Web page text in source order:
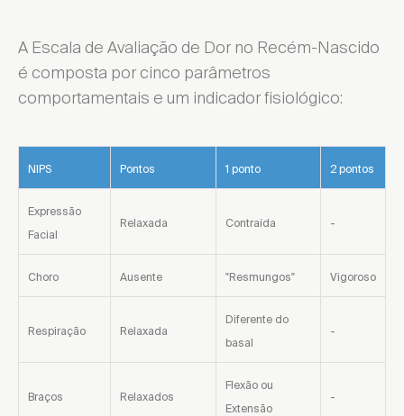
A Escala de Avaliação de Dor no Recém-Nascido
é composta por cinco parâmetros
comportamentais e um indicador fisiológico:
NIPS Pontos 1 ponto 2 pontos
Expressão
Facial
Relaxada Contraída -
Choro Ausente "Resmungos" Vigoroso
Respiração Relaxada
Diferente do
basal
-
Braços Relaxados
Flexão ou
Extensão
-